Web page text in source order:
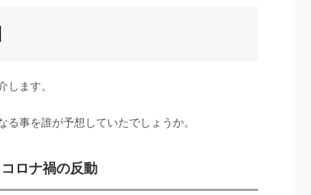
します。
事を誰が予想していたでしょうか。
ロナ禍の反動